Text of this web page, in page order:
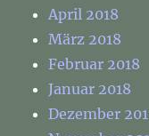
April 2018
März 2018
Februar 2018
Januar 2018
Dezember